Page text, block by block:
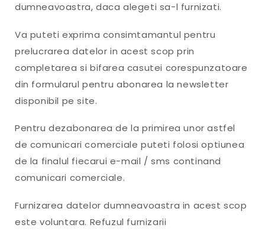
dumneavoastra, daca alegeti sa-l furnizati.
Va puteti exprima consimtamantul pentru
prelucrarea datelor in acest scop prin
completarea si bifarea casutei corespunzatoare
din formularul pentru abonarea la newsletter
disponibil pe site.
Pentru dezabonarea de la primirea unor astfel
de comunicari comerciale puteti folosi optiunea
de la finalul fiecarui e-mail / sms continand
comunicari comerciale.
Furnizarea datelor dumneavoastra in acest scop
este voluntara. Refuzul furnizarii